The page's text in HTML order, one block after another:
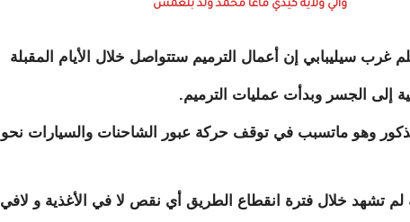
والي ولاية كيدي ماغا محمد ولد بلعمش
وهو ماتسبب في توقف حركة عبور الشاحنات والسيارات نحو
تشهد خلال فترة انقطاع الطريق أي نقص لا في الأغذية و لافي